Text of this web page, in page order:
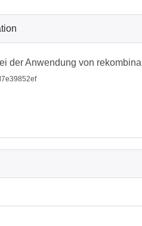
der Anwendung von